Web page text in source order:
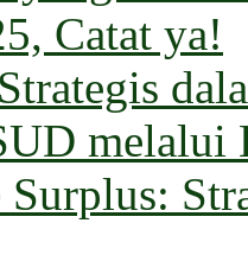
Catat ya!
melalui